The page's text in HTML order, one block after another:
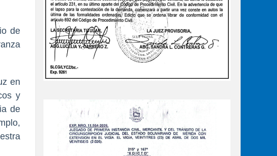
de
en
y
de